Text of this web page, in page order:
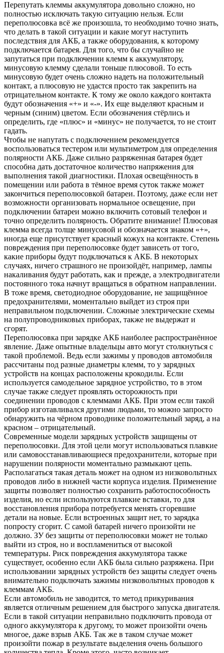
Перепутать клеммы аккумулятора довольно сложно, но
полностью исключать такую ситуацию нельзя. Если
переполюсовка всё же произошла, то необходимо точно знать,
что делать в такой ситуации и какие могут наступить
последствия для АКБ, а также оборудования, к которому
подключается батарея. Для того, что бы случайно не
запутаться при подключении клемм к аккумулятору,
минусовую клемму сделали тоньше плюсовой. То есть
минусовую будет очень сложно надеть на положительный
контакт, а плюсовую не удастся просто так закрепить на
отрицательном контакте. К тому же около каждого контакта
будут обозначения «+» и «-». Их еще выделяют красным и
черным (синим) цветом. Если обозначения стёрлись и
определить, где «плюс» и «минус» не получается, то не стоит
гадать.
Чтобы не напутать с подключением рекомендуется
воспользоваться тестером или мультиметром для определения
полярности АКБ. Даже сильно разряженная батарея будет
способна дать достаточное количество напряжения для
выполнения такой диагностики. Плохая освещённость в
помещении или работа в тёмное время суток также может
закончиться переполюсовкой батареи. Поэтому, даже если нет
возможности организовать нормальное освещение, при
подключении батареи можно включить сотовый телефон и
точно определить полярность. Обратите внимание! Плюсовая
клемма всегда толще минусовой и обозначается знаком «+»,
иногда еще присутствует красный кожух на контакте. Степень
повреждения при переполюсовке будет зависеть от того,
какие приборы будут подключаться к АКБ. В некоторых
случаях, ничего страшного не произойдёт, например, лампы
накаливания будут работать, как и прежде, а электродвигатели
постоянного тока начнут вращаться в обратном направлении.
В тоже время, светодиодное оборудование, не защищённое
предохранителями, моментально выйдет из строя при
неправильном подключении. Сложные электрические схемы
на полупроводниковых приборах, также не выдержат и
сгорят.
Переполюсовка при зарядке АКБ наиболее распространённое
явление. Даже опытные владельцы авто могут столкнуться с
такой проблемой. Ведь если зажимы у проводов автомобиля
рассчитаны под разные диаметры клемм, то у зарядных
устройств на концах расположены крокодилы. Если
используется самодельное зарядное устройство, то в этом
случае также следует проявлять осторожность при
соединении проводов с клеммами АКБ. При этом если такой
прибор изготавливался другими людьми, то можно запросто
обнаружить на чёрном проводнике положительный заряд, а на
красном – отрицательный.
Современные модели зарядных устройств защищены от
переполюсовки. Для этой цели могут использоваться плавкие
или самовосстанавливающиеся предохранители, которые при
нарушении полярности моментально размыкают цепь.
Располагаться такая деталь может на одном из низковольтных
проводов либо в нижней части корпуса изделия. Применение
защиты позволяет полностью сохранить работоспособность
изделия, но если используются плавкие вставки, то для
восстановления прибора потребуется менять сгоревшие
детали на новые. Если встроенных защит нет, то зарядка
попросту сгорит. С самой батарей ничего произойти не
должно. ЗУ без защиты от переполюсовки может не только
выйти из строя, но и воспламениться от высокой
температуры. Риск повреждения аккумулятора также
существует, особенно если АКБ была сильно разряжена. При
использовании зарядных устройств без защиты следует очень
внимательно подключать зажимы низковольтных проводов к
клеммам АКБ.
Если автомобиль не заводится, то метод прикуривания
является отличным решением для быстрого запуска двигателя.
Если в такой ситуации неправильно подключить провода от
одного аккумулятора к другому, то может произойти очень
многое, даже взрыв АКБ. Так же в таком случае может
произойти пожар в результате выделения очень большого